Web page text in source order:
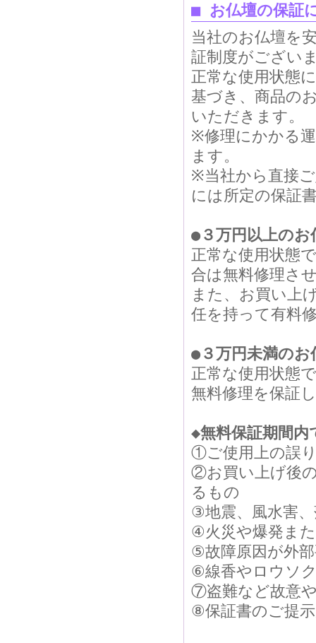
■ お仏壇の保証
当社のお仏壇を
証制度がござい
正常な使用状態
基づき、商品の
いただきます。
※修理にかかる
ます。
※当社から直接
には所定の保証
●３万円以上の
正常な使用状態
合は無料修理さ
また、お買い上
任を持って有料
●３万円未満の
正常な使用状態
無料修理を保証
◆無料保証期間
①ご使用上の誤
②お買い上げ後
るもの
③地震、風水害
④火災や爆発ま
⑤故障原因が外
⑥線香やロウソ
⑦盗難など故意
⑧保証書のご提